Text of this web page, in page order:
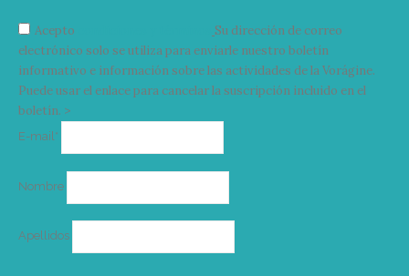
Acepto
Su dirección de correo
electrónico solo se utiliza para enviarle nuestro boletín
informativo e información sobre las actividades de la Vorágine.
Puede usar el enlace para cancelar la suscripción incluido en el
boletín. >
E-mail*
Nombre
Apellidos